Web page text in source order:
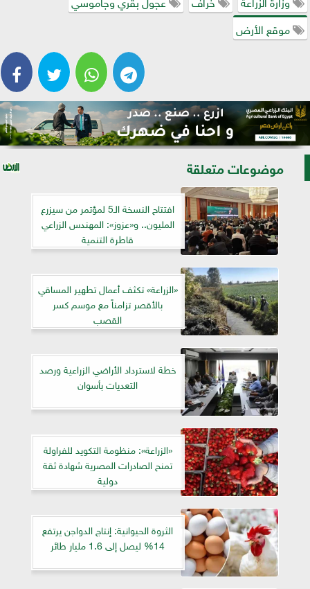
موقع الأرض
موضوعات متعلقة
افتتاح النسخة الـ5 لمؤتمر من سيزرع
المليون.. و«عزوز»: المهندس الزراعي
قاطرة التنمية
«الزراعة» تكثف أعمال تطهير المساقي
بالأقصر تزامناً مع موسم كسر
القصب
خطة لاسترداد الأراضي الزراعية ورصد
التعديات بأسوان
«الزراعة»: منظومة التكويد للفراولة
تمنح الصادرات المصرية شهادة ثقة
دولية
الثروة الحيوانية: إنتاج الدواجن يرتفع
14% ليصل إلى 1.6 مليار طائر